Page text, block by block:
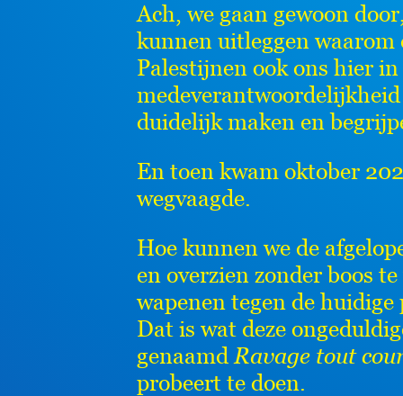
Ach, we gaan gewoon
kunnen uitleggen
Palestijnen ook ons hier
duidelijk maken en
En toen kwam oktober
wegvaagde.
Hoe kunnen we de
en overzien zonder boos
wapenen tegen de
Dat is wat deze
genaamd Ravage tout
probeert te doen.